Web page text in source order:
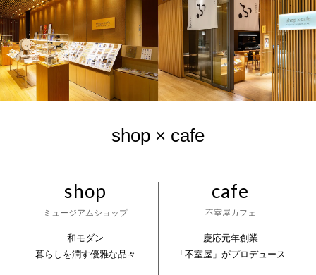
shop × cafe
shop
ミュージアムショップ
和モダン
―暮らしを潤す優雅な品々―
cafe
不室屋カフェ
慶応元年創業
「不室屋」がプロデュース